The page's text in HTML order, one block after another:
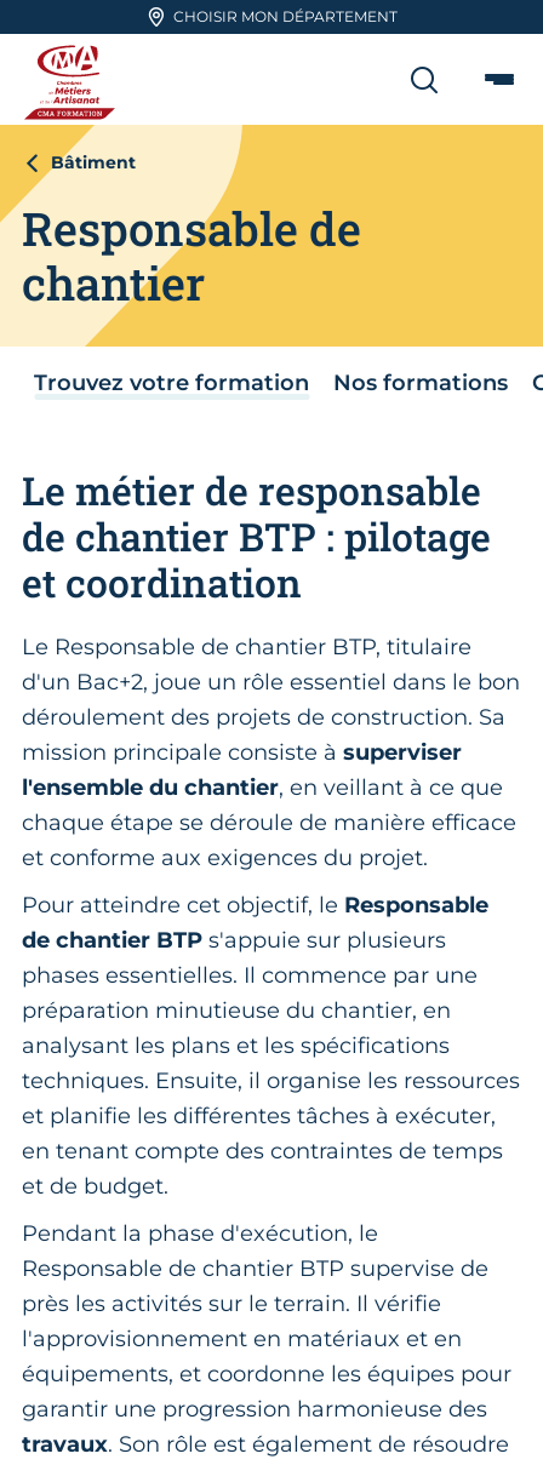
Aller en haut de pageCHOISIR MON DÉPARTEMENT
CMA FORMATION
Bâtiment
Responsable de
chantier
Trouvez votre formation Nos formations
Le métier de responsable
de chantier BTP : pilotage
et coordination
Le Responsable de chantier BTP, titulaire
d'un Bac+2, joue un rôle essentiel dans le bon
déroulement des projets de construction. Sa
mission principale consiste à superviser
l'ensemble du chantier, en veillant à ce que
chaque étape se déroule de manière efficace
et conforme aux exigences du projet.
Pour atteindre cet objectif, le Responsable
de chantier BTP s'appuie sur plusieurs
phases essentielles. Il commence par une
préparation minutieuse du chantier, en
analysant les plans et les spécifications
techniques. Ensuite, il organise les ressources
et planifie les différentes tâches à exécuter,
en tenant compte des contraintes de temps
et de budget.
Pendant la phase d'exécution, le
Responsable de chantier BTP supervise de
près les activités sur le terrain. Il vérifie
l'approvisionnement en matériaux et en
équipements, et coordonne les équipes pour
garantir une progression harmonieuse des
travaux. Son rôle est également de résoudre